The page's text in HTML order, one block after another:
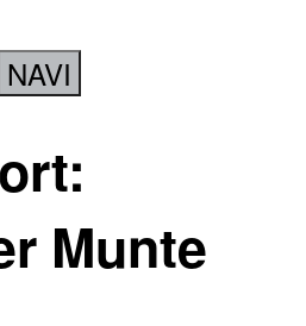
NAVI
Munte